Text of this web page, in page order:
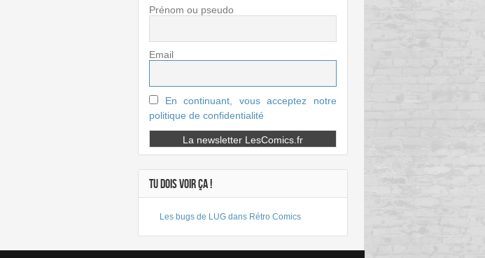
Prénom ou pseudo
Email
En continuant, vous acceptez notre
politique de confidentialité
TU DOIS VOIR ÇA !
Les bugs de LUG dans Rétro Comics